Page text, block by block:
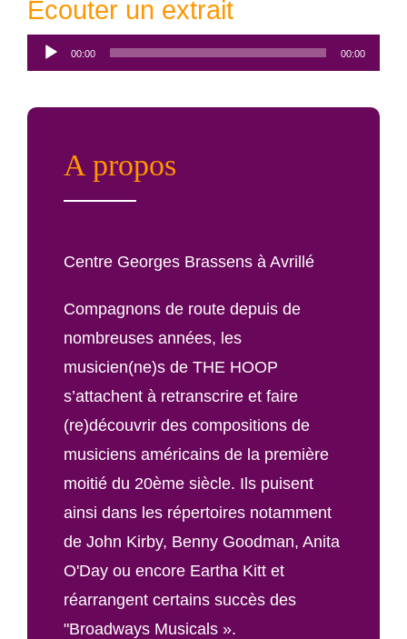
Écouter un extrait
Lecteur
audio
00:00 00:00
A propos
Centre Georges Brassens à Avrillé
Compagnons de route depuis de
nombreuses années, les
musicien(ne)s de THE HOOP
s’attachent à retranscrire et faire
(re)découvrir des compositions de
musiciens américains de la première
moitié du 20ème siècle. Ils puisent
ainsi dans les répertoires notamment
de John Kirby, Benny Goodman, Anita
O'Day ou encore Eartha Kitt et
réarrangent certains succès des
"Broadways Musicals ».